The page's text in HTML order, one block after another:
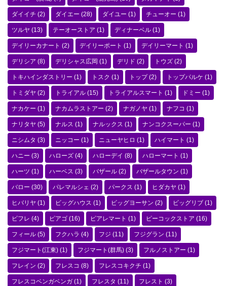
ダイイチ (2) ダイエー (28) ダイユー (1) チューオー (1)
ツルヤ (13) テーオーストア (1) ディナーベル (1)
デイリーカナート (2) デイリーポート (1) デイリーマート (1)
デリシア (8) デリシャス広岡 (1) デリド (2) トウズ (2)
トキハインダストリー (1) トスク (1) トップ(2) トップパルケ (1)
トミダヤ (2) トライアル (15) トライアルスマート (1) ドミー (1)
ナカケー (1) ナカムラストアー (2) ナガノヤ (1) ナフコ (1)
ナリタヤ (5) ナルス (1) ナルックス (1) ナンコクスーパー (1)
ニシムタ (3) ニッコー (1) ニューヤヒロ (1) ハイマート (1)
ハニー (3) ハローズ (4) ハローデイ (8) ハローマート (1)
ハーツ (1) ハーベス (3) バザール (2) バザールタウン (1)
バロー (30) パレマルシェ (2) パークス (1) ヒダカヤ (1)
ヒバリヤ (1) ビッグハウス (1) ビッグヨーサン (2) ビッグリブ (1)
ビフレ (4) ピアゴ (16) ピアレマート (1) ピーコックストア (16)
フィール (5) フクハラ (4) フジ (11) フジグラン (11)
フジマート(江東) (1) フジマート(群馬) (3) フルノストアー (1)
フレイン (2) フレスコ (8) フレスコキクチ (1)
フレスコベンガベンガ (1) フレスタ (11) フレスト (3)